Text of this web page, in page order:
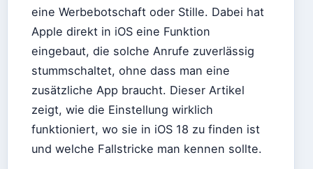
eine Werbebotschaft oder Stille. Dabei hat
Apple direkt in iOS eine Funktion
eingebaut, die solche Anrufe zuverlässig
stummschaltet, ohne dass man eine
zusätzliche App braucht. Dieser Artikel
zeigt, wie die Einstellung wirklich
funktioniert, wo sie in iOS 18 zu finden ist
und welche Fallstricke man kennen sollte.